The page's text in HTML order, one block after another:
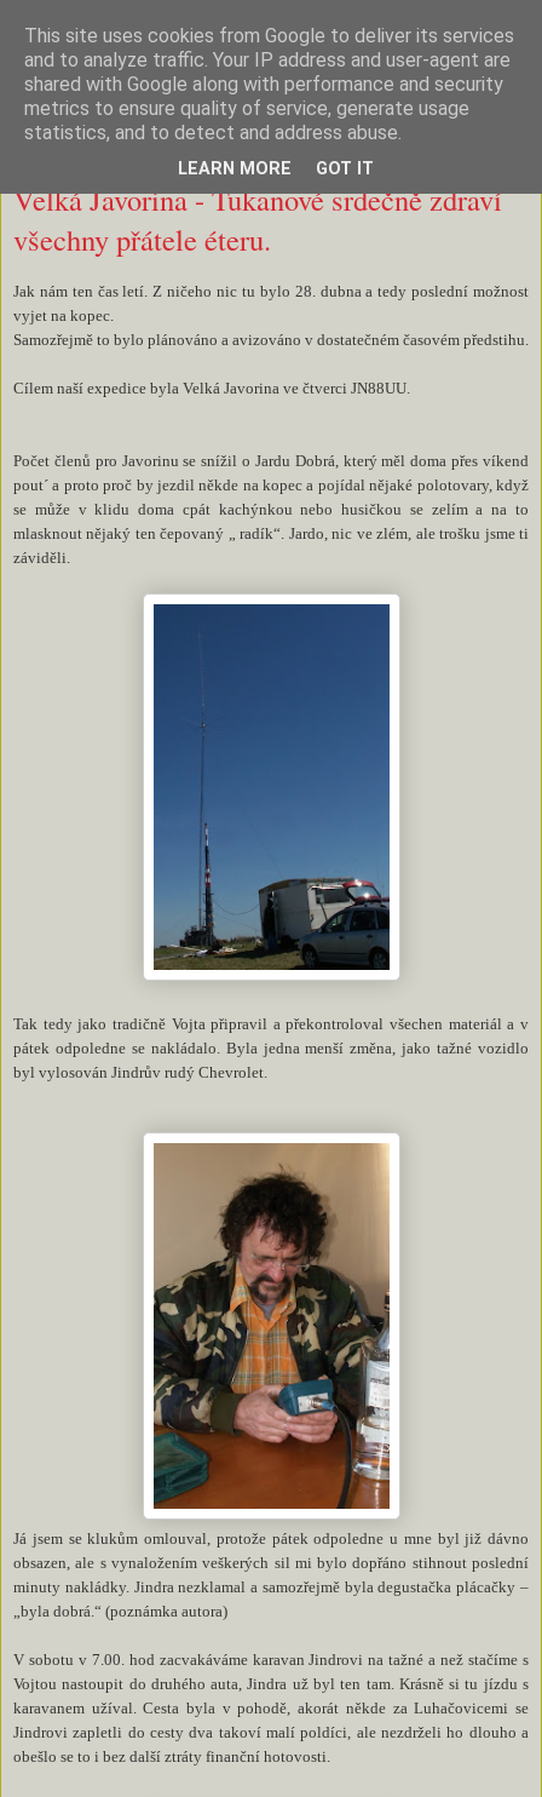
Na Kanále
pondělí 11. června 2012
Velká Javorina - Tukanové srdečně zdraví
všechny přátele éteru.
Jak nám ten čas letí. Z ničeho nic tu bylo 28. dubna a tedy poslední možnost
vyjet na kopec.
Samozřejmě to bylo plánováno a avizováno v dostatečném časovém předstihu.
Cílem naší expedice byla Velká Javorina ve čtverci JN88UU.
Počet členů pro Javorinu se snížil o Jardu Dobrá, který měl doma přes víkend
pout´ a proto proč by jezdil někde na kopec a pojídal nějaké polotovary, když
se může v klidu doma cpát kachýnkou nebo husičkou se zelím a na to
mlasknout nějaký ten čepovaný „ radík“. Jardo, nic ve zlém, ale trošku jsme ti
záviděli.
Tak tedy jako tradičně Vojta připravil a překontroloval všechen materiál a v
pátek odpoledne se nakládalo. Byla jedna menší změna, jako tažné vozidlo
byl vylosován Jindrův rudý Chevrolet.
Já jsem se klukům omlouval, protože pátek odpoledne u mne byl již dávno
obsazen, ale s vynaložením veškerých sil mi bylo dopřáno stihnout poslední
minuty nakládky. Jindra nezklamal a samozřejmě byla degustačka plácačky –
„byla dobrá.“ (poznámka autora)
V sobotu v 7.00. hod zacvakáváme karavan Jindrovi na tažné a než stačíme s
Vojtou nastoupit do druhého auta, Jindra už byl ten tam. Krásně si tu jízdu s
karavanem užíval. Cesta byla v pohodě, akorát někde za Luhačovicemi se
Jindrovi zapletli do cesty dva takoví malí poldíci, ale nezdrželi ho dlouho a
obešlo se to i bez další ztráty finanční hotovosti.
This site uses cookies from Google to deliver its services
and to analyze traffic. Your IP address and user-agent are
shared with Google along with performance and security
metrics to ensure quality of service, generate usage
statistics, and to detect and address abuse.
LEARN MORE GOT IT